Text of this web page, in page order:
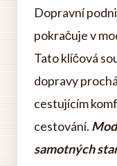
Dopravní
pokračuje v
Tato klíčová
dopravy
cestujícím
cestování.
samotných